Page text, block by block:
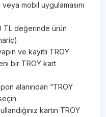
mobil uygulamasını
TL değerinde ürün
ve kayıtlı TROY
bir TROY kart
alanından “TROY
kartın TROY